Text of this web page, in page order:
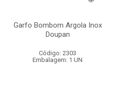
Garfo Bombom Argola Inox
Doupan
Código: 2303
Embalagem: 1 UN